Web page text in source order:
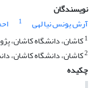
نویسندگان
آرش یونس نیا لهی
1
1کاشان، دانشگاه کاشان،
2کاشان، دانشگاه کاشان،
چکیده